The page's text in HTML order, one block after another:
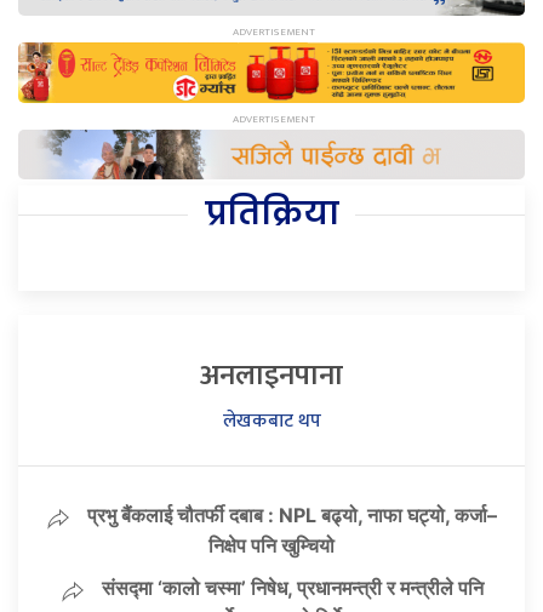
प्रतिक्रिया
अनलाइनपाना
लेखकबाट थप
प्रभु बैंकलाई चौतर्फी दबाब : NPL बढ्यो, नाफा घट्यो, कर्जा–
निक्षेप पनि खुम्चियो
संसद्मा ‘कालो चस्मा’ निषेध, प्रधानमन्त्री र मन्त्रीले पनि